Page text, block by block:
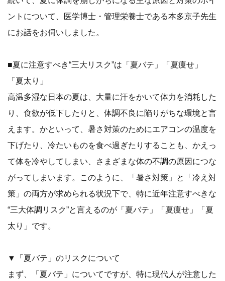
ントについて、医学博士・管理栄養士である本多京子先生
にお話をお伺いしました。
■夏に注意すべき“三大リスク”は「夏バテ」「夏痩せ」
「夏太り」
高温多湿な日本の夏は、大量に汗をかいて体力を消耗した
り、食欲が低下したりと、体調不良に陥りがちな環境と言
えます。かといって、暑さ対策のためにエアコンの温度を
下げたり、冷たいものを食べ過ぎたりすることも、かえっ
て体を冷やしてしまい、さまざまな体の不調の原因につな
がってしまいます。このように、「暑さ対策」と「冷え対
策」の両方が求められる状況下で、特に近年注意すべきな
“三大体調リスク”と言えるのが「夏バテ」「夏痩せ」「夏
太り」です。
▼「夏バテ」のリスクについて
まず、「夏バテ」についてですが、特に現代人が注意した